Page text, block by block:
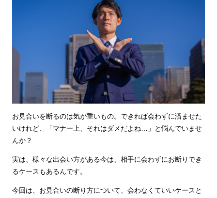
お見合いを断るのは気が重いもの。できれば会わずに済ませた
いけれど、「マナー上、それはダメだよね…」と悩んでいませ
んか？
実は、様々な出会い方がある今は、相手に会わずにお断りでき
るケースもあるんです。
今回は、お見合いの断り方について、会わなくていいケースと